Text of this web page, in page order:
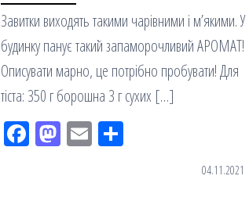
Завитки виходять такими чарівними і м’якими. У
будинку панує такий запаморочливий АРОМАТ!
Описувати марно, це потрібно пробувати! Для
тіста: 350 г борошна 3 г сухих […]
FacM EmПо
04.11.2021